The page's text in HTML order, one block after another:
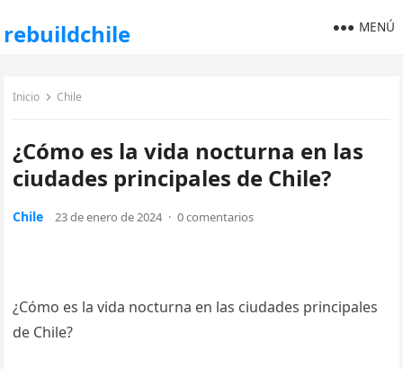
rebuildchile MENÚ
Inicio Chile
¿Cómo es la vida nocturna en las
ciudades principales de Chile?
Chile 23 de enero de 2024 · 0 comentarios
¿Cómo es la vida nocturna en las ciudades principales
de Chile?